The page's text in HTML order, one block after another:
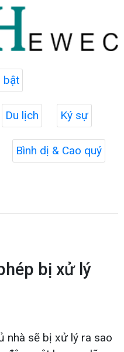
bật
Du lịch Ký sự
Bình dị & Cao quý
bị xử lý
nhà sẽ bị xử lý ra sao